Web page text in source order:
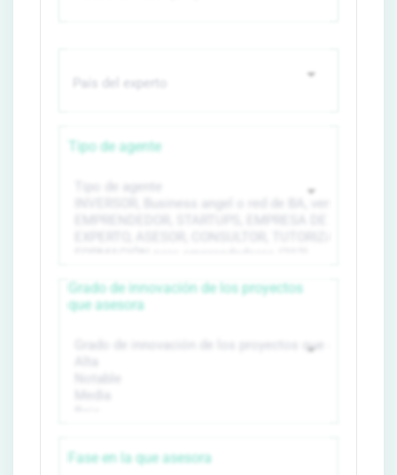
Tipo de agente
Grado de innovación de los proyectos
que asesora
Fase en la que asesora